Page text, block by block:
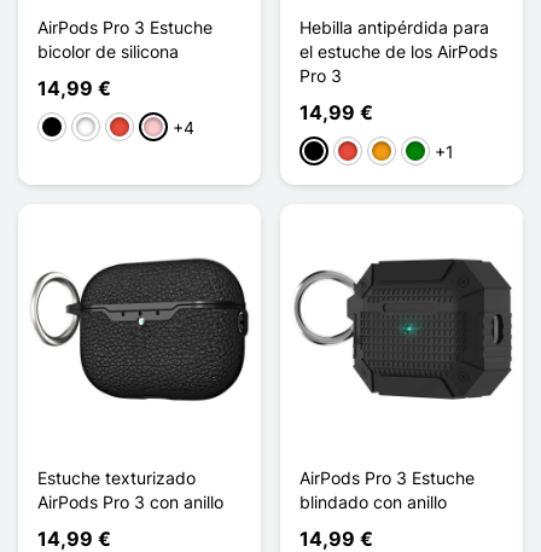
AirPods Pro 3 Estuche
bicolor de silicona
14,99 €
NegroBlancoRojoRosa+4
Hebilla antipérdida para
el estuche de los AirPods
Pro 3
14,99 €
NegroRojoNaranjaVerde
+1
Estuche texturizado
AirPods Pro 3 con anillo
14,99 €
AirPods Pro 3 Estuche
blindado con anillo
14,99 €